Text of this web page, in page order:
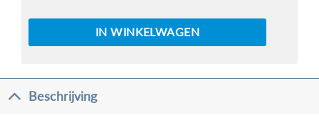
IN WINKELWAGEN
Beschrijving